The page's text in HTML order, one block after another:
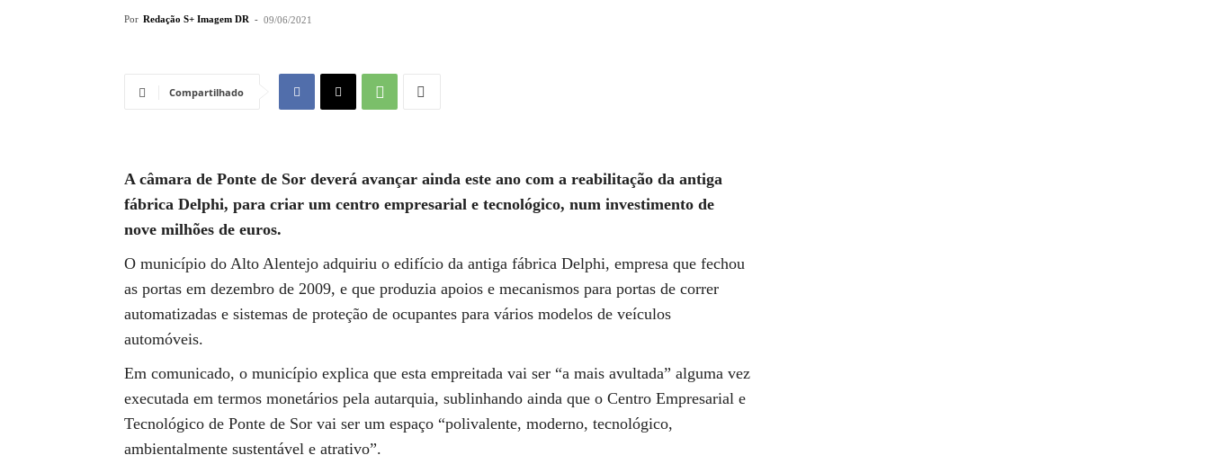
Por Redação S+ Imagem DR - 09/06/2021
Compartilhado
A câmara de Ponte de Sor deverá avançar ainda este ano com a reabilitação da antiga
fábrica Delphi, para criar um centro empresarial e tecnológico, num investimento de
nove milhões de euros.
O município do Alto Alentejo adquiriu o edifício da antiga fábrica Delphi, empresa que fechou
as portas em dezembro de 2009, e que produzia apoios e mecanismos para portas de correr
automatizadas e sistemas de proteção de ocupantes para vários modelos de veículos
automóveis.
Em comunicado, o município explica que esta empreitada vai ser “a mais avultada” alguma vez
executada em termos monetários pela autarquia, sublinhando ainda que o Centro Empresarial e
Tecnológico de Ponte de Sor vai ser um espaço “polivalente, moderno, tecnológico,
ambientalmente sustentável e atrativo”.